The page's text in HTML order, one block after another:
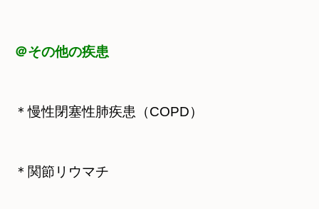
＠その他の疾患
＊慢性閉塞性肺疾患（COPD）
＊関節リウマチ